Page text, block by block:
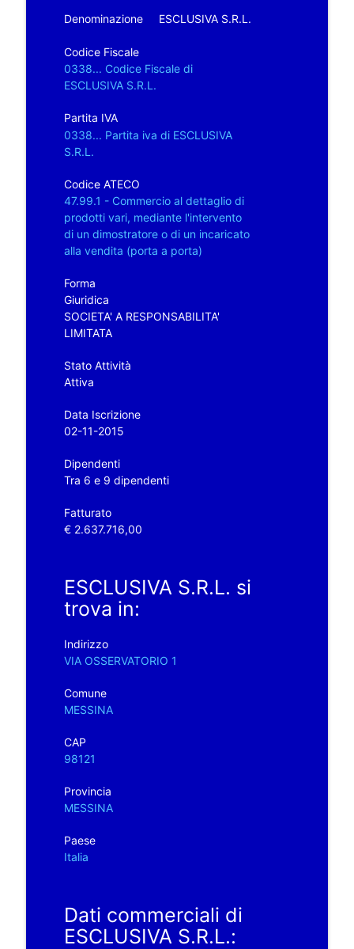
Denominazione ESCLUSIVA S.R.L.
Codice Fiscale
0338... Codice Fiscale di
ESCLUSIVA S.R.L.
Partita IVA
0338... Partita iva di ESCLUSIVA
S.R.L.
Codice ATECO
47.99.1 - Commercio al dettaglio di
prodotti vari, mediante l'intervento
di un dimostratore o di un incaricato
alla vendita (porta a porta)
Forma
Giuridica
SOCIETA' A RESPONSABILITA'
LIMITATA
Stato Attività
Attiva
Data Iscrizione
02-11-2015
Dipendenti
Tra 6 e 9 dipendenti
Fatturato
€ 2.637.716,00
ESCLUSIVA S.R.L. si
trova in:
Indirizzo
VIA OSSERVATORIO 1
Comune
MESSINA
CAP
98121
Provincia
MESSINA
Paese
Italia
Dati commerciali di
ESCLUSIVA S.R.L.: